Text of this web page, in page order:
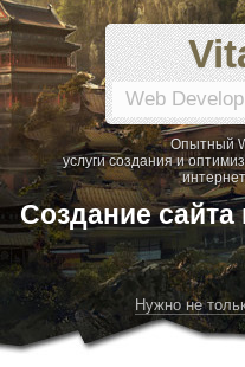
Web
Опытный
услуги создания и
Создание сайта
Нужно не